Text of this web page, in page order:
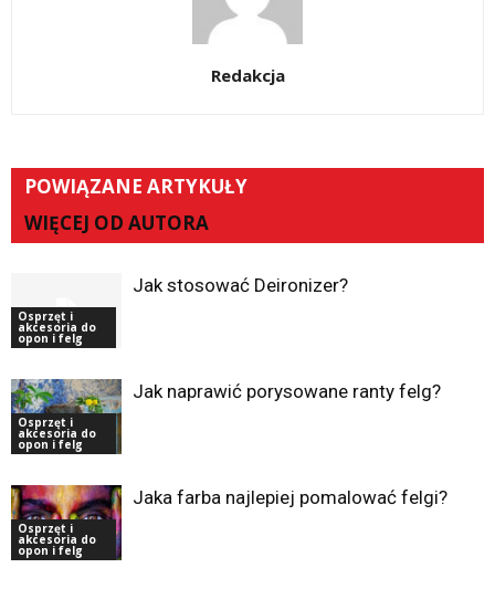
Redakcja
POWIĄZANE ARTYKUŁY
WIĘCEJ OD AUTORA
Osprzęt i
akcesoria do
opon i felg
Jak stosować Deironizer?
Osprzęt i
akcesoria do
opon i felg
Jak naprawić porysowane ranty felg?
Osprzęt i
akcesoria do
opon i felg
Jaka farba najlepiej pomalować felgi?